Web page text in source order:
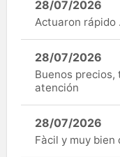
28/07/2026
Actuaron rápido .
28/07/2026
Buenos
atención
28/07/2026
Fàcil y muy bien